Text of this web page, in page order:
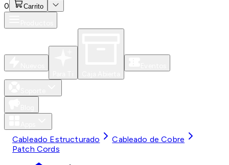
0 Carrito
Cableado Estructurado
Cableado de Cobre
Patch Cords